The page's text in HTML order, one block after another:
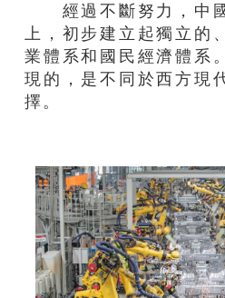
經過不斷努力，中國
上，初步建立起獨立的
業體系和國民經濟體系
現的，是不同於西方現
擇。